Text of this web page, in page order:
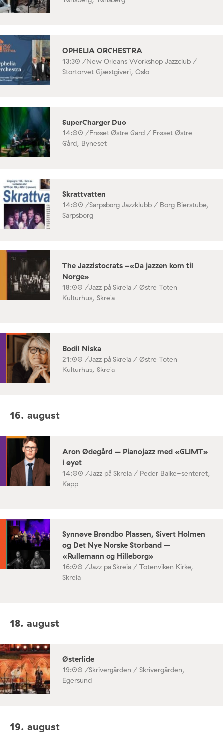
OPHELIA ORCHESTRA
13:30 /New Orleans Workshop Jazzclub /
Stortorvet Gjæstgiveri, Oslo
SuperCharger Duo
14:00 /Frøset Østre Gård / Frøset Østre
Gård, Byneset
Skrattvatten
14:00 /Sarpsborg Jazzklubb / Borg Bierstube,
Sarpsborg
The Jazzistocrats -«Da jazzen kom til
Norge»
18:00 /Jazz på Skreia / Østre Toten
Kulturhus, Skreia
Bodil Niska
21:00 /Jazz på Skreia / Østre Toten
Kulturhus, Skreia
16. august
Aron Ødegård – Pianojazz med «GLIMT»
i øyet
14:00 /Jazz på Skreia / Peder Balke-senteret,
Kapp
Synnøve Brøndbo Plassen, Sivert Holmen
og Det Nye Norske Storband –
«Rullemann og Hilleborg»
16:00 /Jazz på Skreia / Totenviken Kirke,
Skreia
18. august
Østerlide
19:00 /Skrivergården / Skrivergården,
Egersund
19. august